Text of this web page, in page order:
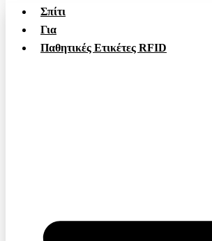
Σπίτι
Για
Παθητικές Ετικέτες RFID